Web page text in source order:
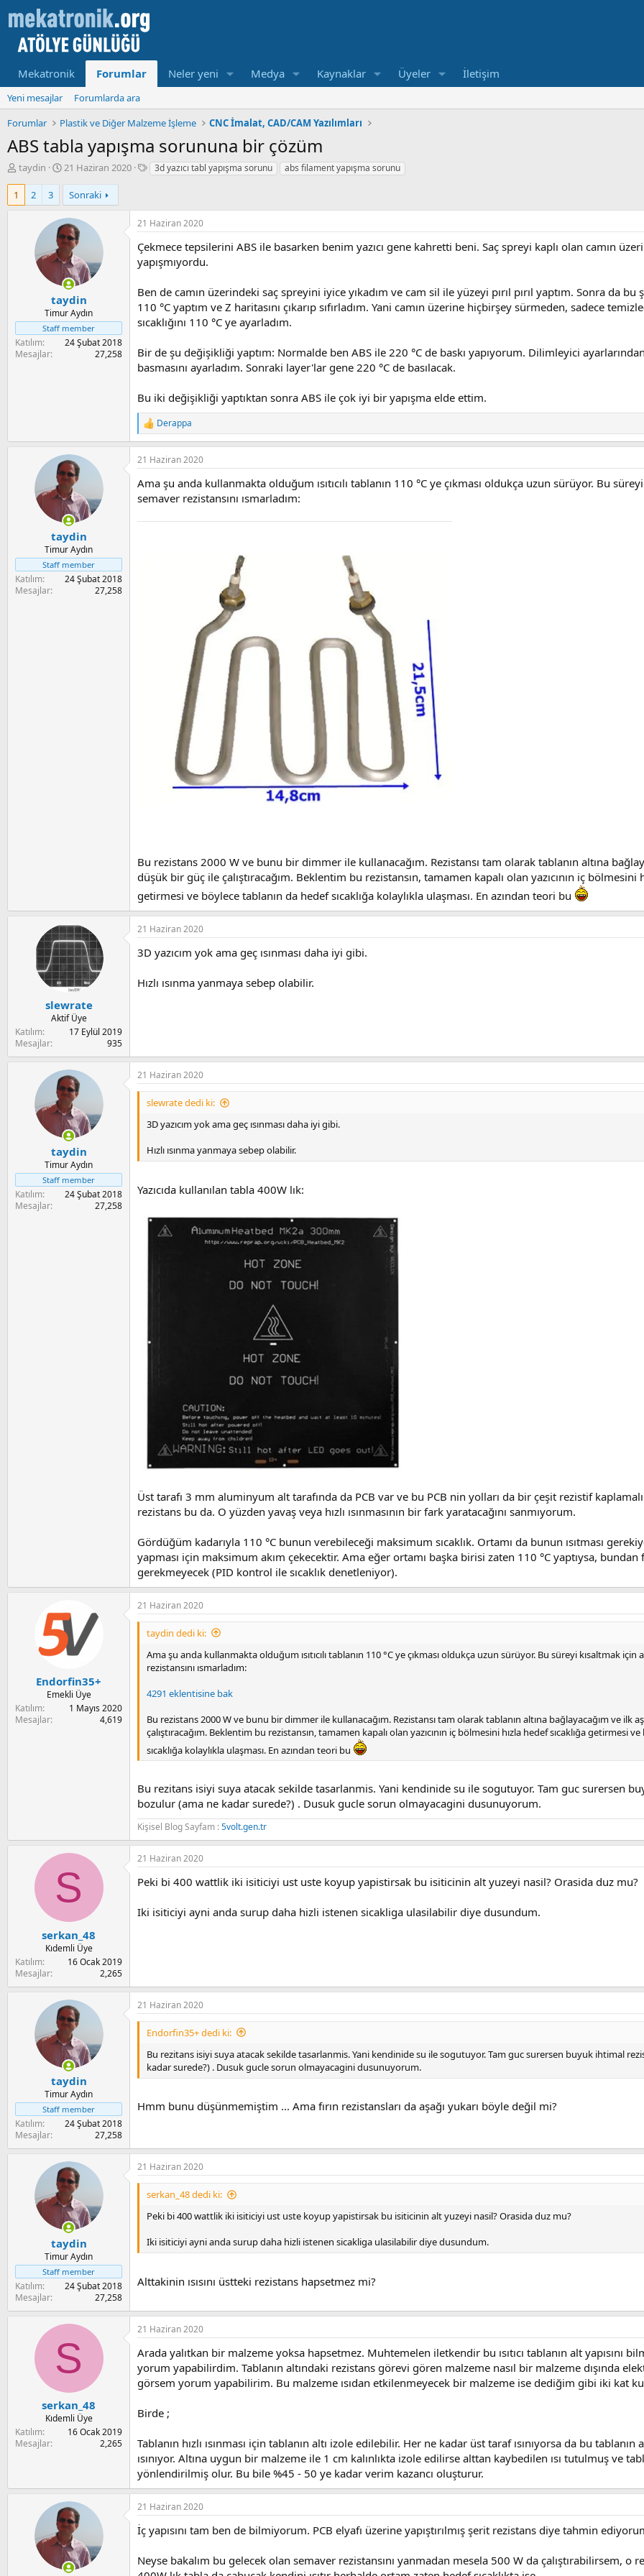
Mekatronik Forumlar Neler yeni Medya Kaynaklar Üyeler İletişim
Yeni mesajlar
Forumlarda ara
Forumlar
Plastik ve Diğer Malzeme İşleme CNC İmalat, CAD/CAM Yazılımları
ABS tabla yapışma sorununa bir çözüm
K
u
a
n
taydin
B
l
a
m
a
a
r
i
h
i
21 Haziran 2020
E
e
t
l
e
r
3d yazıcı tabl yapışma sorunu abs filament yapışma sorunu
1 2 3 Sonraki
taydin
Timur Aydın
Staff member
Katılım
24 Şubat 2018
Mesajlar
27,258
21 Haziran 2020
Çekmece tepsilerini ABS ile basarken benim yazıcı gene kahretti beni. Saç spreyi kaplı olan camın
yapışmıyordu.
Ben de camın üzerindeki saç spreyini iyice yıkadım ve cam sil ile yüzeyi pırıl pırıl yaptım. Sonra da bu
110 °C yaptım ve Z haritasını çıkarıp sıfırladım. Yani camın üzerine hiçbirşey sürmeden, sadece
sıcaklığını 110 °C ye ayarladım.
Bir de şu değişikliği yaptım: Normalde ben ABS ile 220 °C de baskı yapıyorum. Dilimleyici
basmasını ayarladım. Sonraki layer'lar gene 220 °C de basılacak.
Bu iki değişikliği yaptıktan sonra ABS ile çok iyi bir yapışma elde ettim.
R
e
a
c
i
o
s
Derappa
taydin
Timur Aydın
Staff member
Katılım
24 Şubat 2018
Mesajlar
27,258
21 Haziran 2020
Ama şu anda kullanmakta olduğum ısıtıcılı tablanın 110 °C ye çıkması oldukça uzun sürüyor. Bu
semaver rezistansını ısmarladım:
Bu rezistans 2000 W ve bunu bir dimmer ile kullanacağım. Rezistansı tam olarak tablanın altına
düşük bir güç ile çalıştıracağım. Beklentim bu rezistansın, tamamen kapalı olan yazıcının iç bölmesini
getirmesi ve böylece tablanın da hedef sıcaklığa kolaylıkla ulaşması. En azından teori bu
slewrate
Aktif Üye
Katılım
17 Eylül 2019
Mesajlar
935
21 Haziran 2020
3D yazıcım yok ama geç ısınması daha iyi gibi.
Hızlı ısınma yanmaya sebep olabilir.
taydin
Timur Aydın
Staff member
Katılım
24 Şubat 2018
Mesajlar
27,258
21 Haziran 2020
slewrate dedi ki:
3D yazıcım yok ama geç ısınması daha iyi gibi.
Hızlı ısınma yanmaya sebep olabilir.
Yazıcıda kullanılan tabla 400W lık:
Üst tarafı 3 mm aluminyum alt tarafında da PCB var ve bu PCB nin yolları da bir çeşit rezistif
rezistans bu da. O yüzden yavaş veya hızlı ısınmasının bir fark yaratacağını sanmıyorum.
Gördüğüm kadarıyla 110 °C bunun verebileceği maksimum sıcaklık. Ortamı da bunun ısıtması
yapması için maksimum akım çekecektir. Ama eğer ortamı başka birisi zaten 110 °C yaptıysa, bundan
gerekmeyecek (PID kontrol ile sıcaklık denetleniyor).
Endorfin35+
Emekli Üye
Katılım
1 Mayıs 2020
Mesajlar
4,619
21 Haziran 2020
taydin dedi ki:
Ama şu anda kullanmakta olduğum ısıtıcılı tablanın 110 °C ye çıkması oldukça uzun sürüyor. Bu süreyi kısaltmak için
rezistansını ısmarladım:
4291 eklentisine bak
Bu rezistans 2000 W ve bunu bir dimmer ile kullanacağım. Rezistansı tam olarak tablanın altına bağlayacağım ve ilk
çalıştıracağım. Beklentim bu rezistansın, tamamen kapalı olan yazıcının iç bölmesini hızla hedef sıcaklığa getirmesi
sıcaklığa kolaylıkla ulaşması. En azından teori bu
Bu rezitans isiyi suya atacak sekilde tasarlanmis. Yani kendinide su ile sogutuyor. Tam guc surersen
bozulur (ama ne kadar surede?) . Dusuk gucle sorun olmayacagini dusunuyorum.
Kişisel Blog Sayfam :5volt.gen.tr
S
serkan_48
Kıdemli Üye
Katılım
16 Ocak 2019
Mesajlar
2,265
21 Haziran 2020
Peki bi 400 wattlik iki isiticiyi ust uste koyup yapistirsak bu isiticinin alt yuzeyi nasil? Orasida duz mu?
Iki isiticiyi ayni anda surup daha hizli istenen sicakliga ulasilabilir diye dusundum.
taydin
Timur Aydın
Staff member
Katılım
24 Şubat 2018
Mesajlar
27,258
21 Haziran 2020
Endorfin35+ dedi ki:
Bu rezitans isiyi suya atacak sekilde tasarlanmis. Yani kendinide su ile sogutuyor. Tam guc surersen buyuk ihtimal
kadar surede?) . Dusuk gucle sorun olmayacagini dusunuyorum.
Hmm bunu düşünmemiştim ... Ama fırın rezistansları da aşağı yukarı böyle değil mi?
taydin
Timur Aydın
Staff member
Katılım
24 Şubat 2018
Mesajlar
27,258
21 Haziran 2020
serkan_48 dedi ki:
Peki bi 400 wattlik iki isiticiyi ust uste koyup yapistirsak bu isiticinin alt yuzeyi nasil? Orasida duz mu?
Iki isiticiyi ayni anda surup daha hizli istenen sicakliga ulasilabilir diye dusundum.
Alttakinin ısısını üstteki rezistans hapsetmez mi?
S
serkan_48
Kıdemli Üye
Katılım
16 Ocak 2019
Mesajlar
2,265
21 Haziran 2020
Arada yalıtkan bir malzeme yoksa hapsetmez. Muhtemelen iletkendir bu ısıtıcı tablanın alt yapısını
yorum yapabilirdim. Tablanın altındaki rezistans görevi gören malzeme nasıl bir malzeme dışında
görsem yorum yapabilirim. Bu malzeme ısıdan etkilenmeyecek bir malzeme ise dediğim gibi iki kat
Birde ;
Tablanın hızlı ısınması için tablanın altı izole edilebilir. Her ne kadar üst taraf ısınıyorsa da bu tablanın
ısınıyor. Altına uygun bir malzeme ile 1 cm kalınlıkta izole edilirse alttan kaybedilen ısı tutulmuş ve
yönlendirilmiş olur. Bu bile %45 - 50 ye kadar verim kazancı oluşturur.
21 Haziran 2020
İç yapısını tam ben de bilmiyorum. PCB elyafı üzerine yapıştırılmış şerit rezistans diye tahmin
Neyse bakalım bu gelecek olan semaver rezistansını yanmadan mesela 500 W da çalıştırabilirsem, o